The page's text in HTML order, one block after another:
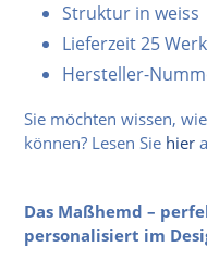
Struktur in weiss
Lieferzeit 25
Hersteller-
Sie möchten wissen,
können? Lesen Sie hier
Das Maßhemd –
personalisiert im